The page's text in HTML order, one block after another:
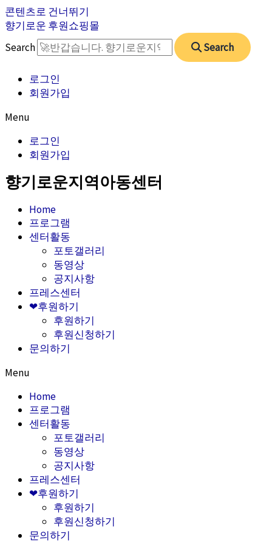
콘텐츠로 건너뛰기
향기로운 후원쇼핑몰
Search
Search
로그인
회원가입
Menu
로그인
회원가입
향기로운지역아동센터
Home
프로그램
센터활동
포토갤러리
동영상
공지사항
프레스센터
❤후원하기
후원하기
후원신청하기
문의하기
Menu
Home
프로그램
센터활동
포토갤러리
동영상
공지사항
프레스센터
❤후원하기
후원하기
후원신청하기
문의하기